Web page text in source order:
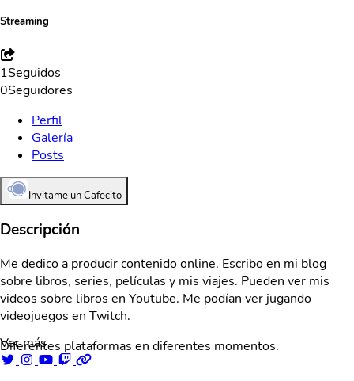
Streaming
1Seguidos
0Seguidores
Perfil
Galería
Posts
Invitame un Cafecito
Descripción
Me dedico a producir contenido online. Escribo en mi blog
sobre libros, series, películas y mis viajes. Pueden ver mis
videos sobre libros en Youtube. Me podían ver jugando
videojuegos en Twitch.
Diferentes plataformas en diferentes momentos.
Ver más